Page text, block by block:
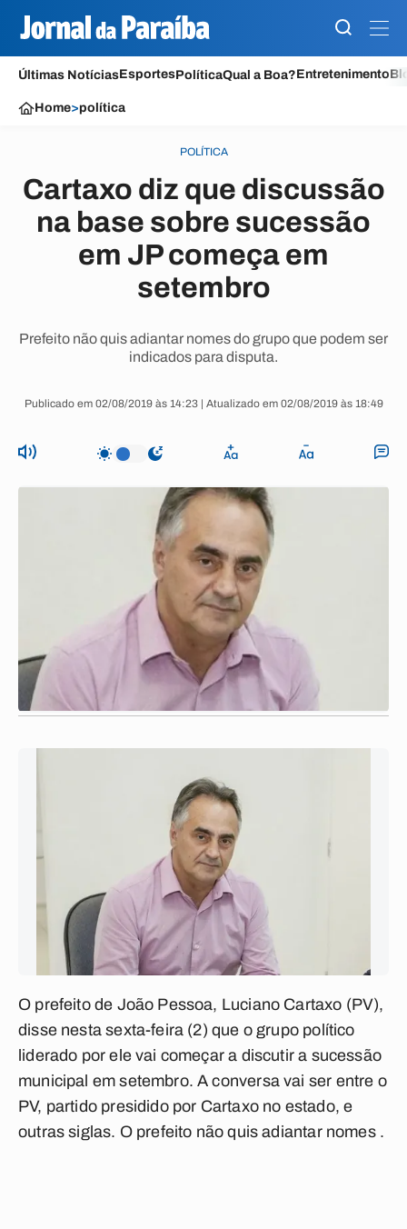
Últimas NotíciasEsportesPolíticaQual a Boa?Entretenimento
Home>política
POLÍTICA
Cartaxo diz que discussão
na base sobre sucessão
em JP começa em
setembro
Prefeito não quis adiantar nomes do grupo que podem ser
indicados para disputa.
Publicado em 02/08/2019 às 14:23 | Atualizado em 02/08/2019 às 18:49
O prefeito de João Pessoa, Luciano Cartaxo (PV),
disse nesta sexta-feira (2) que o grupo político
liderado por ele vai começar a discutir a sucessão
municipal em setembro. A conversa vai ser entre o
PV, partido presidido por Cartaxo no estado, e
outras siglas. O prefeito não quis adiantar nomes .